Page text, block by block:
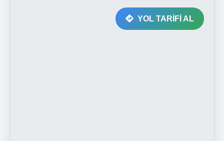
YOL TARİFİ AL